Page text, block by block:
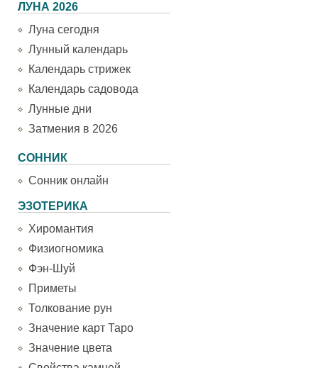
ЛУНА 2026
Луна сегодня
Лунный календарь
Календарь стрижек
Календарь садовода
Лунные дни
Затмения в 2026
СОННИК
Сонник онлайн
ЭЗОТЕРИКА
Хиромантия
Физиогномика
Фэн-Шуй
Приметы
Толкование рун
Значение карт Таро
Значение цвета